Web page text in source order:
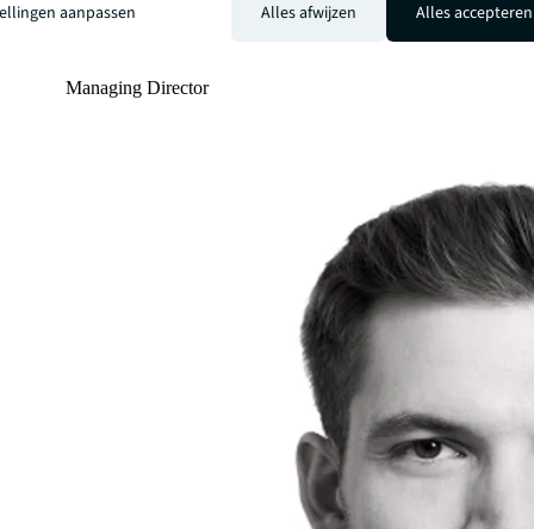
Brian Somoza
Managing Director
aanpassen Alles afwijzen Alles accepteren